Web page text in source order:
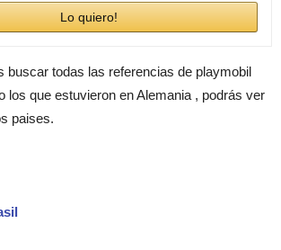
Lo quiero!
buscar todas las referencias de playmobil
los que estuvieron en Alemania , podrás ver
paises.